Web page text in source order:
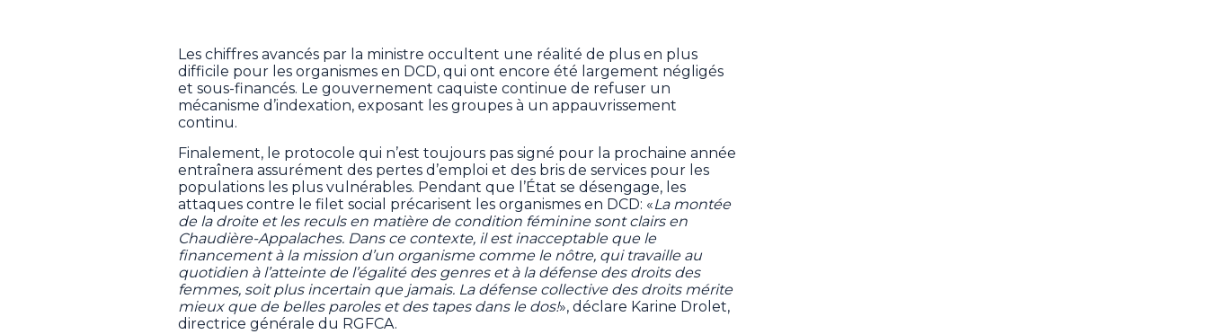
Les chiffres avancés par la ministre occultent une réalité de plus en plus
difficile pour les organismes en DCD, qui ont encore été largement négligés
et sous-financés. Le gouvernement caquiste continue de refuser un
mécanisme d’indexation, exposant les groupes à un appauvrissement
continu.
Finalement, le protocole qui n’est toujours pas signé pour la prochaine année
entraînera assurément des pertes d’emploi et des bris de services pour les
populations les plus vulnérables. Pendant que l’État se désengage, les
attaques contre le filet social précarisent les organismes en DCD: «La montée
de la droite et les reculs en matière de condition féminine sont clairs en
Chaudière-Appalaches. Dans ce contexte, il est inacceptable que le
financement à la mission d’un organisme comme le nôtre, qui travaille au
quotidien à l’atteinte de l’égalité des genres et à la défense des droits des
femmes, soit plus incertain que jamais. La défense collective des droits mérite
mieux que de belles paroles et des tapes dans le dos!», déclare Karine Drolet,
directrice générale du RGFCA.